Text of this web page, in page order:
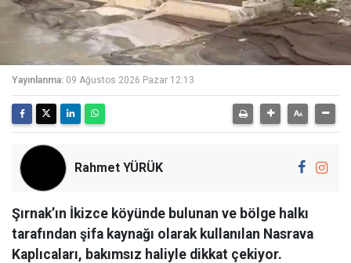
Yayınlanma: 09 Ağustos 2026 Pazar 12:13
Rahmet YÜRÜK
Şırnak’ın İkizce köyünde bulunan ve bölge halkı
tarafından şifa kaynağı olarak kullanılan Nasrava
Kaplıcaları, bakımsız haliyle dikkat çekiyor.